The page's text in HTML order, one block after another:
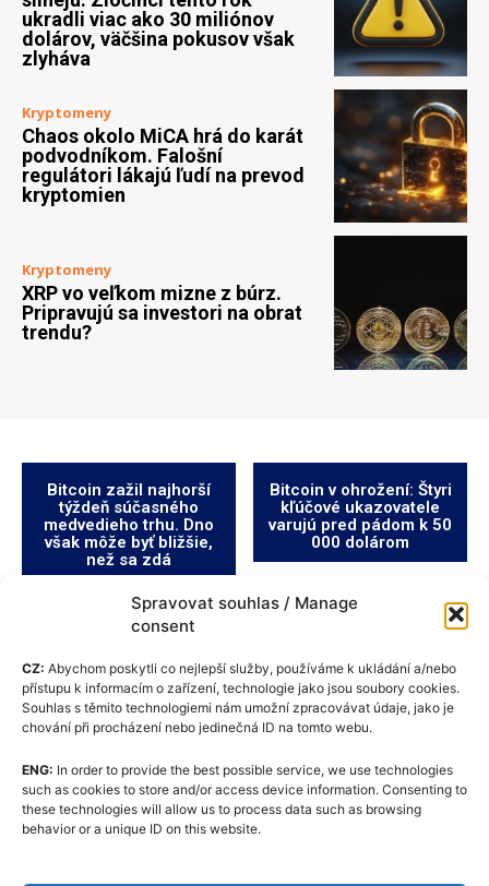
Spravovat souhlas / Manage
consent
CZ: Abychom poskytli co nejlepší služby, používáme k ukládání a/nebo
přístupu k informacím o zařízení, technologie jako jsou soubory cookies.
Souhlas s těmito technologiemi nám umožní zpracovávat údaje, jako je
chování při procházení nebo jedinečná ID na tomto webu.
ENG: In order to provide the best possible service, we use technologies
such as cookies to store and/or access device information. Consenting to
these technologies will allow us to process data such as browsing
behavior or a unique ID on this website.
ukradli viac ako 30 miliónov
dolárov, väčšina pokusov však
zlyháva
Kryptomeny
Chaos okolo MiCA hrá do karát
podvodníkom. Falošní
regulátori lákajú ľudí na prevod
kryptomien
Kryptomeny
XRP vo veľkom mizne z búrz.
Pripravujú sa investori na obrat
trendu?
Bitcoin zažil najhorší
týždeň súčasného
medvedieho trhu. Dno
však môže byť bližšie,
než sa zdá
Bitcoin v ohrožení: Štyri
kľúčové ukazovatele
varujú pred pádom k 50
000 dolárom
Zásady používania súborov cookie (EÚ)